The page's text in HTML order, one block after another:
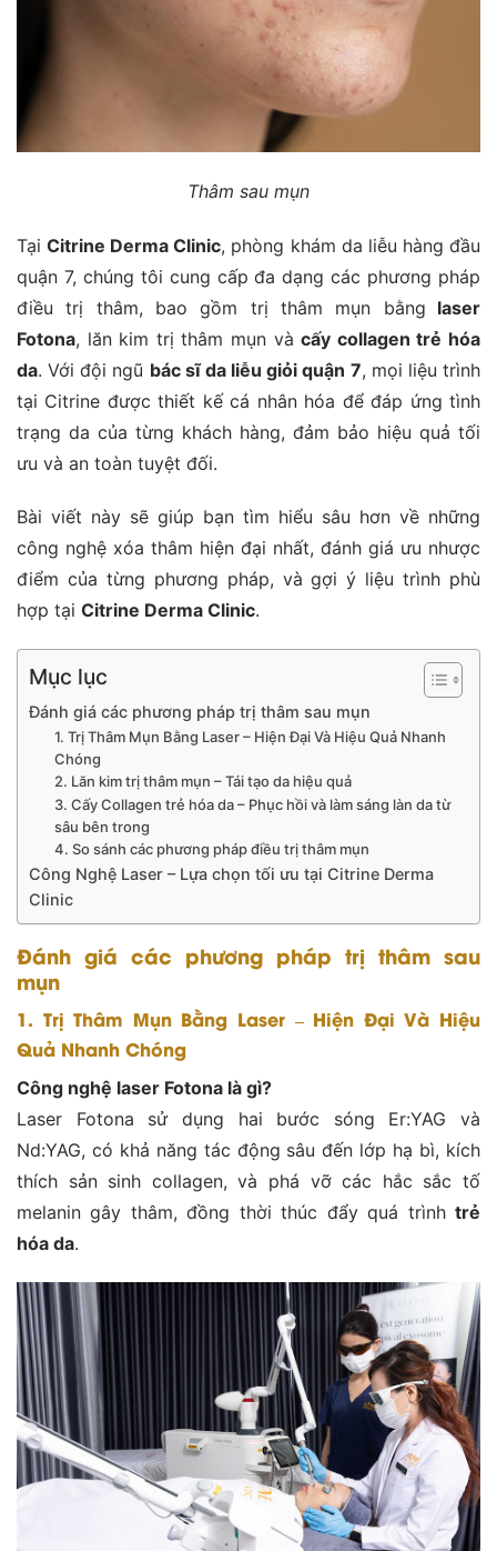
Thâm sau mụn
TạiCitrine Derma Clinic, phòng khám da liễu hàng đầu
quận 7, chúng tôi cung cấp đa dạng các phương pháp
điều trị thâm, bao gồm trị thâm mụn bằng laser
Fotona, lăn kim trị thâm mụn vàcấy collagen trẻ hóa
da. Với đội ngũ bác sĩ da liễu giỏi quận 7, mọi liệu trình
tại Citrine được thiết kế cá nhân hóa để đáp ứng tình
trạng da của từng khách hàng, đảm bảo hiệu quả tối
ưu và an toàn tuyệt đối.
Bài viết này sẽ giúp bạn tìm hiểu sâu hơn về những
công nghệ xóa thâm hiện đại nhất, đánh giá ưu nhược
điểm của từng phương pháp, và gợi ý liệu trình phù
hợp tại Citrine Derma Clinic.
Mục lục
Đánh giá các phương pháp trị thâm sau mụn
1. Trị Thâm Mụn Bằng Laser – Hiện Đại Và Hiệu Quả Nhanh
Chóng
2. Lăn kim trị thâm mụn – Tái tạo da hiệu quả
3. Cấy Collagen trẻ hóa da – Phục hồi và làm sáng làn da từ
sâu bên trong
4. So sánh các phương pháp điều trị thâm mụn
Công Nghệ Laser – Lựa chọn tối ưu tại Citrine Derma
Clinic
Đánh giá các phương pháp trị thâm sau
mụn
1. Trị Thâm Mụn Bằng Laser – Hiện Đại Và Hiệu
Quả Nhanh Chóng
Công nghệ laser Fotona là gì?
Laser Fotona sử dụng hai bước sóng Er:YAG và
Nd:YAG, có khả năng tác động sâu đến lớp hạ bì, kích
thích sản sinh collagen, và phá vỡ các hắc sắc tố
melanin gây thâm, đồng thời thúc đẩy quá trình trẻ
hóa da.